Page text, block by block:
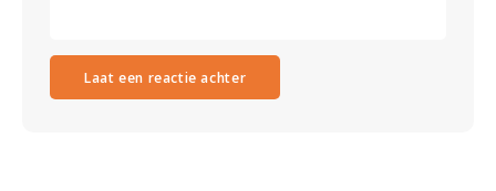
Laat een reactie achter